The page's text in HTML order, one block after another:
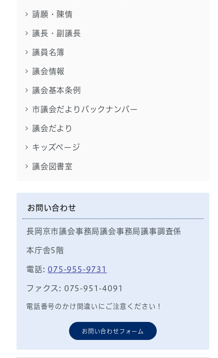
請願・陳情
議長・副議長
議員名簿
議会情報
議会基本条例
市議会だよりバックナンバー
議会だより
キッズページ
議会図書室
お問い合わせ
長岡京市議会事務局議会事務局議事調査係
本庁舎5階
電話: 075-955-9731
ファクス: 075-951-4091
電話番号のかけ間違いにご注意ください！
お問い合わせフォーム